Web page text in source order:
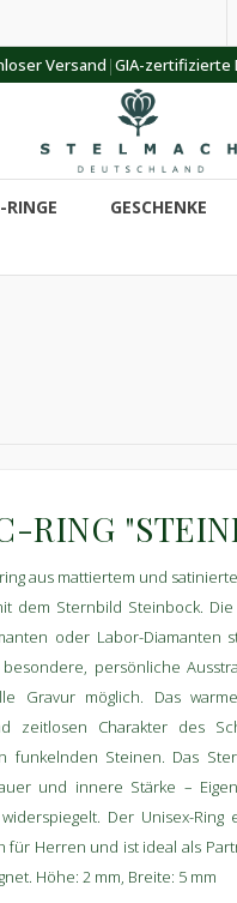
Versand |GIA-zertifizierte
RINGE GESCHENKE
RING
aus mattiertem und
dem Sternbild Steinbock.
oder Labor-Diamanten
persönliche
Gravur möglich. Das
zeitlosen Charakter des
funkelnden Steinen. Das
und innere Stärke –
Der Unisex-
für Herren und ist ideal als
Höhe: 2 mm, Breite: 5 mm